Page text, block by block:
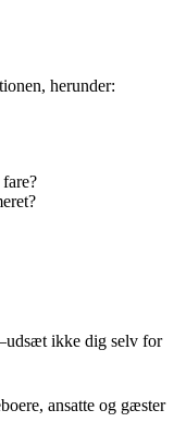
herunder:
ikke dig selv for
ansatte og gæster